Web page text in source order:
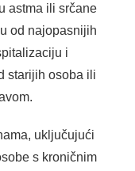
astma ili srčane
od najopasnijih
i
starijih osoba ili
uključujući
s kroničnim